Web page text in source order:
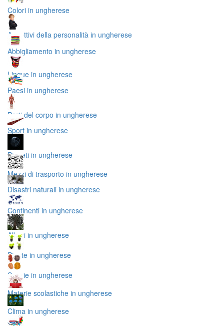
Colori in ungherese
Aggettivi della personalità in ungherese
Abbigliamento in ungherese
Lingue in ungherese
Paesi in ungherese
Parti del corpo in ungherese
Sport in ungherese
Pianeti in ungherese
Mezzi di trasporto in ungherese
Disastri naturali in ungherese
Continenti in ungherese
Alberi in ungherese
Piante in ungherese
Spezie in ungherese
Materie scolastiche in ungherese
Clima in ungherese